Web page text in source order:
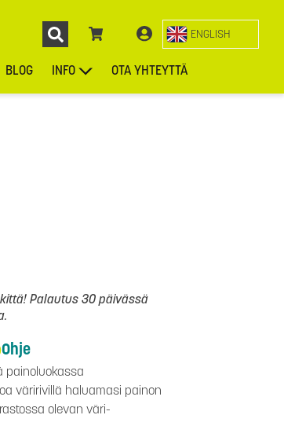
ENGLISH
BLOG INFO OTA YHTEYTTÄ
Palautus 30 päivässä
Ohje
painoluokassa
väririvillä haluamasi painon
olevan väri-